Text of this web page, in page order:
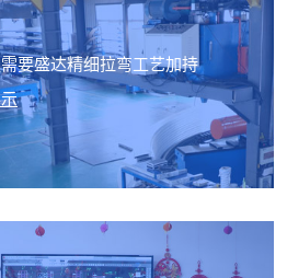
要盛达精细拉弯工艺加持